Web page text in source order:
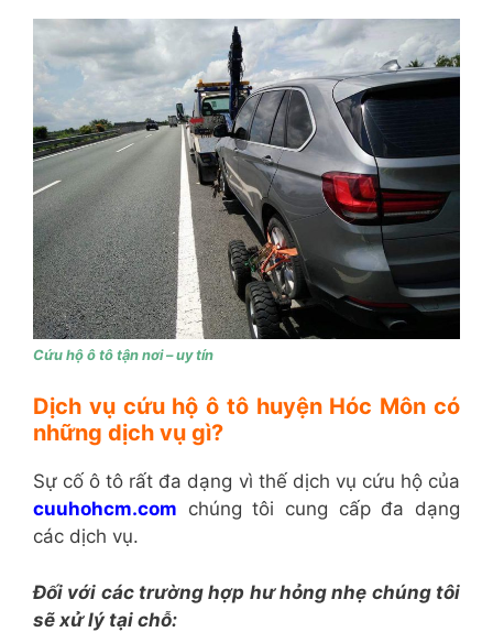
Cứu hộ ô tô tận nơi – uy tín
Dịch vụ cứu hộ ô tô huyện Hóc Môn có
những dịch vụ gì?
Sự cố ô tô rất đa dạng vì thế dịch vụ cứu hộ của
cuuhohcm.com chúng tôi cung cấp đa dạng
các dịch vụ.
Đối với các trường hợp hư hỏng nhẹ chúng tôi
sẽ xử lý tại chỗ: